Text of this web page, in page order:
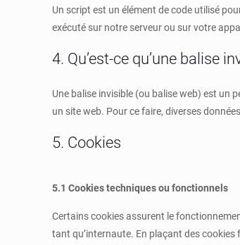
Un script est un élément de code utilisé
exécuté sur notre serveur ou sur votre
4. Qu’est-ce qu’une balise
Une balise invisible (ou balise web) est un
un site web. Pour ce faire, diverses
5. Cookies
5.1 Cookies techniques ou fonctionnels
Certains cookies assurent le
tant qu’internaute. En plaçant des